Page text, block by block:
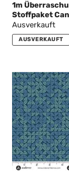
1m
Stoffpaket
Ausverkauft
AUSVERKAUFT